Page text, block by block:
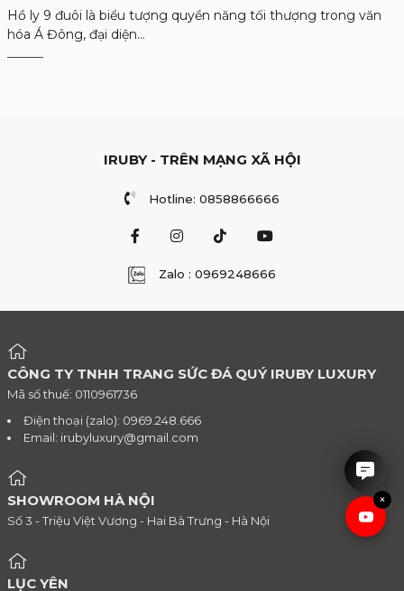
×
Hồ ly 9 đuôi là biểu tượng quyền năng tối thượng trong văn
hóa Á Đông, đại diện...
IRUBY - TRÊN MẠNG XÃ HỘI
Hotline: 0858866666
Zalo : 0969248666
CÔNG TY TNHH TRANG SỨC ĐÁ QUÝ IRUBY LUXURY
Mã số thuế: 0110961736
Điện thoại (zalo): 0969.248.666
Email: irubyluxury@gmail.com
SHOWROOM HÀ NỘI
Số 3 - Triệu Việt Vương - Hai Bà Trưng - Hà Nội
LỤC YÊN
vấn cho anh chị.